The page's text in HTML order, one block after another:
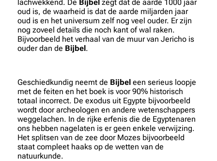
lachwekkend. De Bijbel zegt dat de aarde 1000 jaar
oud is, de waarheid is dat de aarde miljarden jaar
oud is en het universum zelf nog veel ouder. Er zijn
nog zoveel details die noch kant of wal raken.
Bijvoorbeeld het verhaal van de muur van Jericho is
ouder dan de Bijbel.
Geschiedkundig neemt de Bijbel een serieus loopje
met de feiten en het boek is voor 90% historisch
totaal incorrect. De exodus uit Egypte bijvoorbeeld
wordt door archeologen en andere wetenschappers
weggelachen. In de rijke erfenis die de Egyptenaren
ons hebben nagelaten is er geen enkele verwijzing.
Het splitsen van de zee door Mozes bijvoorbeeld
staat compleet haaks op de wetten van de
natuurkunde.